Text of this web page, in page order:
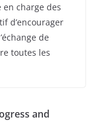
charge des
d’encourager
de
toutes les
and